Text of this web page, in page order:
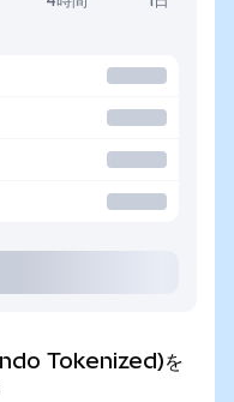
Tokenized)を